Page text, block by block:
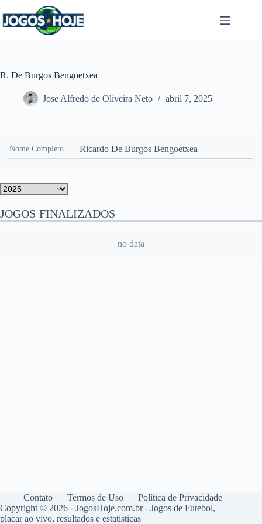
para
o
R. De Burgos Bengoetxea
Jose Alfredo de Oliveira Neto abril 7, 2025
Nome Completo Ricardo De Burgos Bengoetxea
JOGOS FINALIZADOS
no data
Contato Termos de Uso
Política de Privacidade
Copyright © 2026 - JogosHoje.com.br - Jogos de Futebol,
placar ao vivo, resultados e estatisticas